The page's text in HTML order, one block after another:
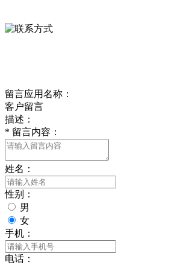
留言应用名称：
客户留言
描述：
* 留言内容：
姓名：
性别：
男
女
手机：
电话：